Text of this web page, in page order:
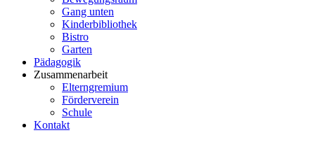
Gang unten
Kinderbibliothek
Bistro
Garten
Pädagogik
Zusammenarbeit
Elterngremium
Förderverein
Schule
Kontakt